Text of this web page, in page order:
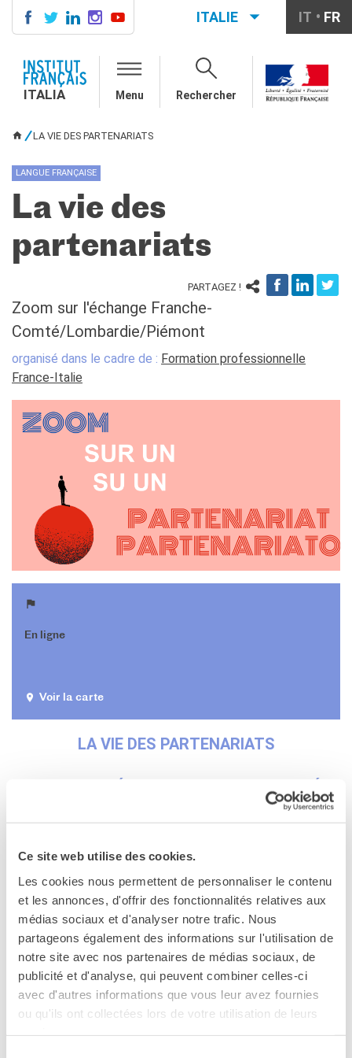
Ce site web utilise des cookies.
Les cookies nous permettent de personnaliser le contenu
et les annonces, d'offrir des fonctionnalités relatives aux
médias sociaux et d'analyser notre trafic. Nous
partageons également des informations sur l'utilisation de
notre site avec nos partenaires de médias sociaux, de
publicité et d'analyse, qui peuvent combiner celles-ci
avec d'autres informations que vous leur avez fournies
ou qu'ils ont collectées lors de votre utilisation de leurs
COURS DE FRANÇAIS
LE MONDE SCOLAIRE
Mobilità
Studenti
France-Italie
La festa della musica
Nouveau Grand Tour
Exaequa
Operazioni artistiche
Fuori Sala
La Francia al Cinema
Rendez-vous
Residenza XR
LIVRES
DÉBATS D'IDÉES
UNIVERSITÉ, RECHERCHE,
INNOVATION
QUI SOMMES-NOUS ?
Emplois/stages
I Vantaggi
I nostri luoghi
I contatti
I nostri sostenitori
ARCHIVES
Café dell'innovazione
Dialoghi del Farnese
Farnèse à la page
Festa della musica
Incontro italo-francesi sul
ITALIE IT FR
ITALIA Menu Rechercher
LA VIE DES PARTENARIATS
LANGUE FRANÇAISE
La vie des
partenariats
PARTAGEZ !
Zoom sur l'échange Franche-
Comté/Lombardie/Piémont
organisé dans le cadre de : Formation professionnelle
France-Italie
En ligne
Voir la carte
LA VIE DES PARTENARIATS
ZOOM SUR L’ÉCHANGE FRANCHE-COMTÉ -
À l’occasion du premier anniversaire du Traité du Quirinal,
nous avons assisté au lancement par l’Ambassadeur de
France en Italie du premier campus franco-italien entre des
Instituts Techniques Supérieurs Italiens et le Campus des
Métiers et des Qualifications d’Excellence
Microtechniques et Systèmes Intelligents, à l’Alliance
Française de Turin le 5 décembre 2022.
À la suite de cette rencontre ont été établis les
partenariats suivants :